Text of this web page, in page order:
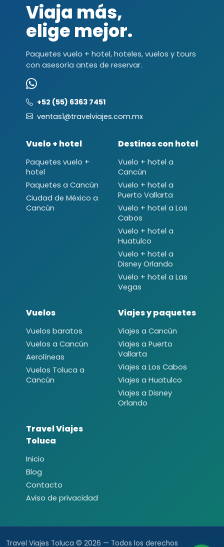
Viaja más,
elige mejor.
Paquetes vuelo + hotel, hoteles, vuelos y tours
con asesoría antes de reservar.
+52 (55) 6363 7451
ventas1@travelviajes.com.mx
Vuelo + hotel
Paquetes vuelo +
hotel
Paquetes a Cancún
Ciudad de México a
Cancún
Destinos con hotel
Vuelo + hotel a
Cancún
Vuelo + hotel a
Puerto Vallarta
Vuelo + hotel a Los
Cabos
Vuelo + hotel a
Huatulco
Vuelo + hotel a
Disney Orlando
Vuelo + hotel a Las
Vegas
Vuelos
Vuelos baratos
Vuelos a Cancún
Aerolíneas
Vuelos Toluca a
Cancún
Viajes y paquetes
Viajes a Cancún
Viajes a Puerto
Vallarta
Viajes a Los Cabos
Viajes a Huatulco
Viajes a Disney
Orlando
Travel Viajes
Toluca
Inicio
Blog
Contacto
Aviso de privacidad
Travel Viajes Toluca © 2026 — Todos los derechos